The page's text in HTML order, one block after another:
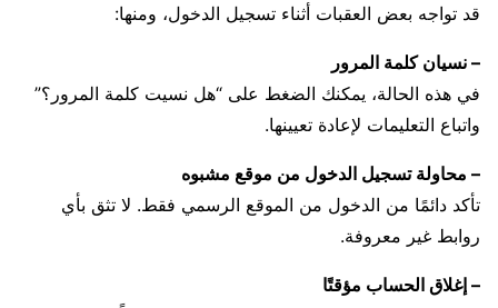
قد تواجه بعض العقبات أثناء تسجيل الدخول، ومنها:
– نسيان كلمة المرور
في هذه الحالة، يمكنك الضغط على “هل نسيت كلمة المرور؟”
واتباع التعليمات لإعادة تعيينها.
– محاولة تسجيل الدخول من موقع مشبوه
تأكد دائمًا من الدخول من الموقع الرسمي فقط. لا تثق بأي
روابط غير معروفة.
– إغلاق الحساب مؤقتًا